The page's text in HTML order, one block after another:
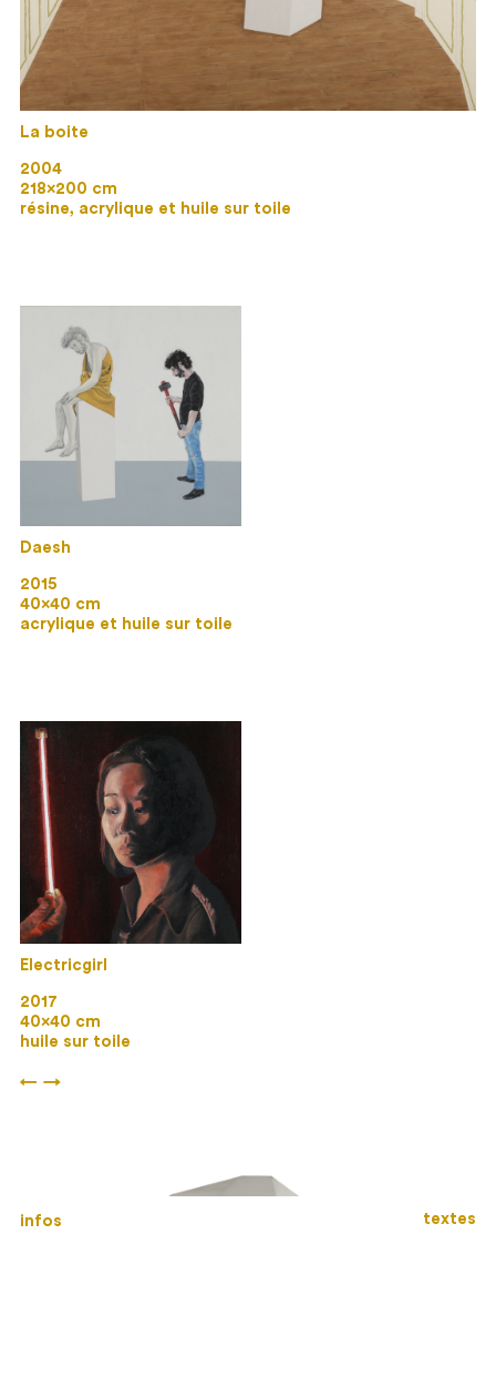
infos textes
La boite
2004
218×200 cm
résine, acrylique et huile sur toile
Daesh
2015
40×40 cm
acrylique et huile sur toile
Electricgirl
2017
40×40 cm
huile sur toile
← →